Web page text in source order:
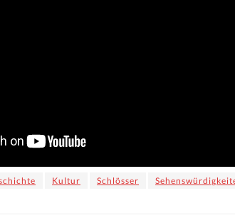
Kultur Schlösser